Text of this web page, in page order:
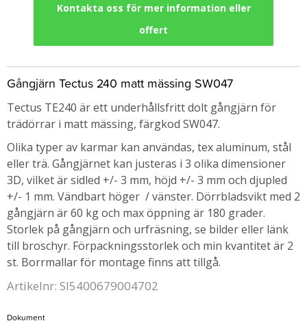
Kontakta oss för mer information eller
offert
Gångjärn Tectus 240 matt mässing SW047
Tectus TE240 är ett underhållsfritt dolt gångjärn för
trädörrar i matt mässing, färgkod SW047.
Olika typer av karmar kan användas, tex aluminum, stål
eller trä. Gångjärnet kan justeras i 3 olika dimensioner
3D, vilket är sidled +/- 3 mm, höjd +/- 3 mm och djupled
+/- 1 mm. Vändbart höger / vänster. Dörrbladsvikt med 2
gångjärn är 60 kg och max öppning är 180 grader.
Storlek på gångjärn och urfräsning, se bilder eller länk
till broschyr. Förpackningsstorlek och min kvantitet är 2
st. Borrmallar för montage finns att tillgå.
Artikelnr: SI5400679004702
Dokument